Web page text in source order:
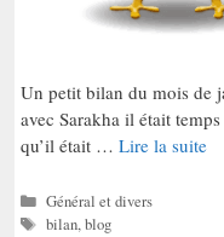
Un petit bilan du mois de
avec Sarakha il était
qu’il était … Lire la suite
Catégories
Général et divers
Étiquettes
bilan,blog